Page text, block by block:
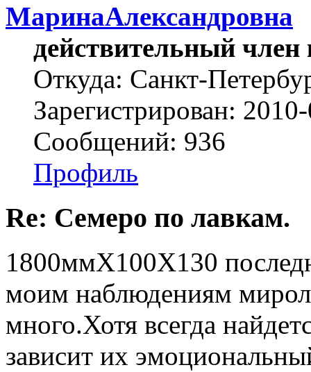
МаринаАлександровна
действительный член
Откуда: Cанкт-
Зарегистрирован:
Сообщений: 936
Профиль
Re: Семеро по лавкам.
1800ммХ100Х130
моим наблюдениям
много.Хотя всегда
зависит их